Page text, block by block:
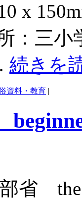
x
：三
続きを
資料・教育 |
省 the